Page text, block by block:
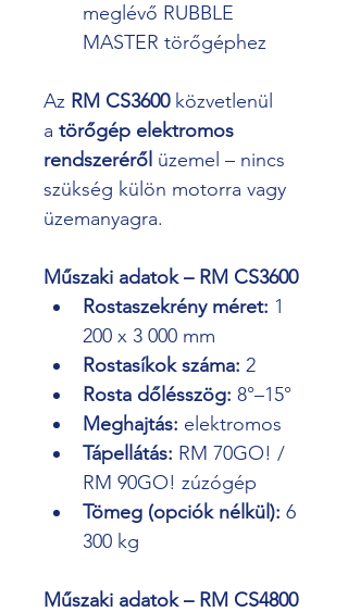
meglévő RUBBLE
MASTER törőgéphez
Az RM CS3600 közvetlenül
a törőgép elektromos
rendszeréről üzemel – nincs
szükség külön motorra vagy
üzemanyagra.
Műszaki adatok – RM CS3600
Rostaszekrény méret: 1
200 x 3 000 mm
Rostasíkok száma: 2
Rosta dőlésszög: 8°–15°
Meghajtás: elektromos
Tápellátás: RM 70GO! /
RM 90GO! zúzógép
Tömeg (opciók nélkül): 6
300 kg
Műszaki adatok – RM CS4800